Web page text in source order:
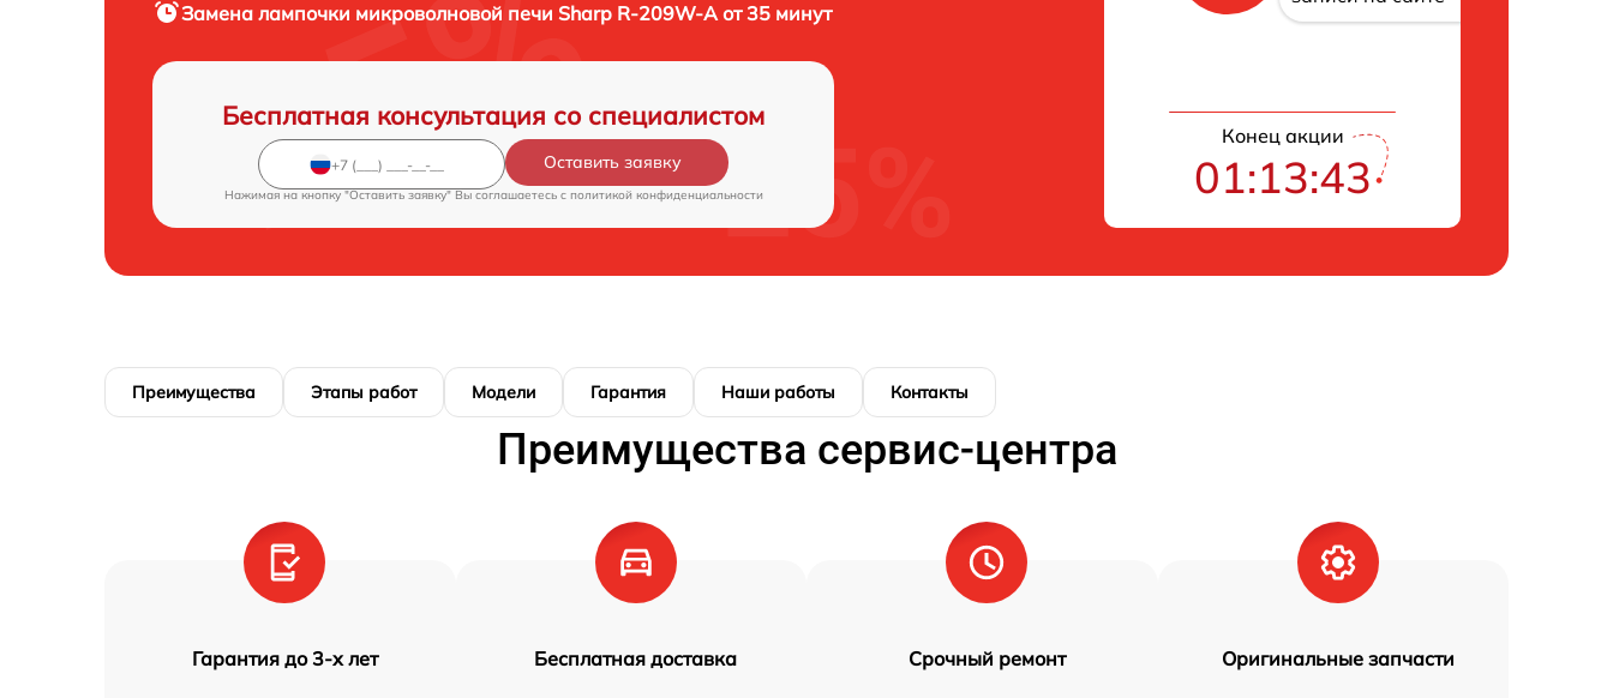
Замена лампочки микроволновой печи Sharp R-209W-A от 35 минут
Бесплатная консультация со специалистом
Оставить заявку
Нажимая на кнопку "Оставить заявку" Вы соглашаетесь c политикой конфиденциальности
Конец акции
01:13:42
Преимущества Этапы работ Модели Гарантия Наши работы Контакты
Преимущества сервис-центра
Гарантия до 3-х лет Бесплатная доставка Срочный ремонт Оригинальные запчасти